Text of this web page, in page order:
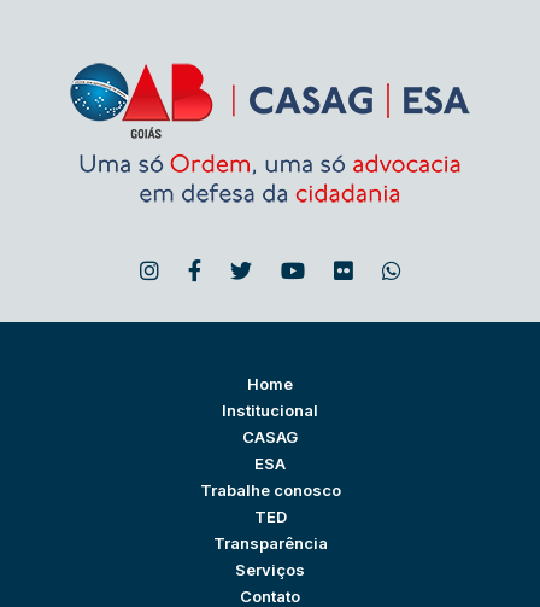
Home
Institucional
CASAG
ESA
Trabalhe conosco
TED
Transparência
Serviços
Contato